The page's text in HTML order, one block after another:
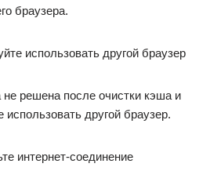
браузера.
использовать другой браузер
решена после очистки кэша и
использовать другой браузер.
интернет-соединение